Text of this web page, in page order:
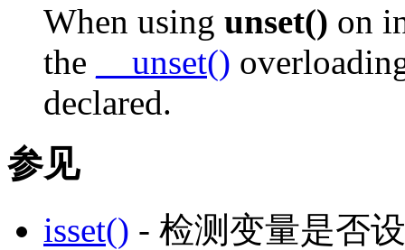
When using unset() on
the
__unset()
declared.
参见
isset() - 检测变量是否